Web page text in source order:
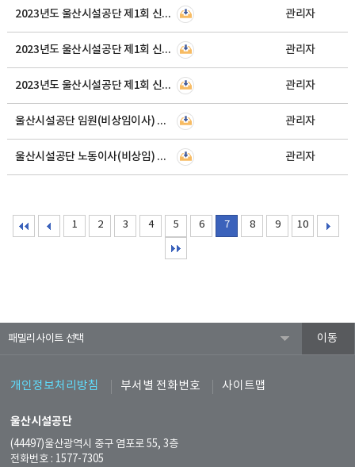
2023년도 울산시설공단 제1회 신규직원(수의사) 채용 면접시험 합격자 공고 관리자
2023년도 울산시설공단 제1회 신규직원(수의사) 채용 서류심사 합격자 및 면접시험 실시공고 관리자
2023년도 울산시설공단 제1회 신규직원(수의사) 채용 공고 관리자
울산시설공단 임원(비상임이사) 공개모집 재공고 관리자
울산시설공단 노동이사(비상임) 공개모집 재공고 관리자
1 2 3 4 5 6 7 8 9 10
패밀리사이트
개인정보처리방침 부서별 전화번호 사이트맵
울산시설공단
(44497)울산광역시 중구 염포로 55, 3층
전화번호 : 1577-7305